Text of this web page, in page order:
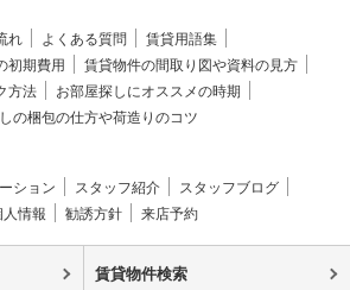
れ よくある質問
賃貸用語集
初期費用
賃貸物件の間取り図や資料の見方
方法
お部屋探しにオススメの時期
の梱包の仕方や荷造りのコツ
ション スタッフ紹介
スタッフブログ
人情報 勧誘方針 来店予約
賃貸物件検索